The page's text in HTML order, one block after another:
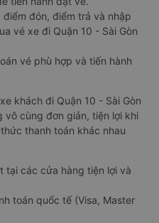
đón, điểm trả và nhập
vé xe đi Quận 10 - Sài Gòn
vé phù hợp và tiến hành
khách đi Quận 10 - Sài Gòn
vô cùng đơn giản, tiện lợi khi
thanh toán khác nhau
tại các cửa hàng tiện lợi và
toán quốc tế (Visa, Master